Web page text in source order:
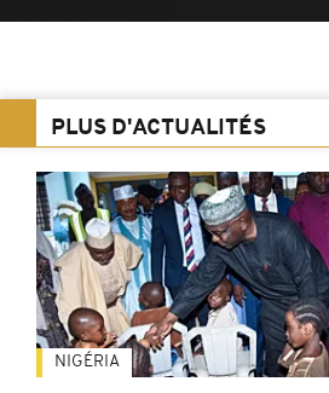
PLUS D'ACTUALITÉS
NIGÉRIA